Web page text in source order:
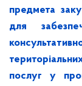
предмета
для
послуг у